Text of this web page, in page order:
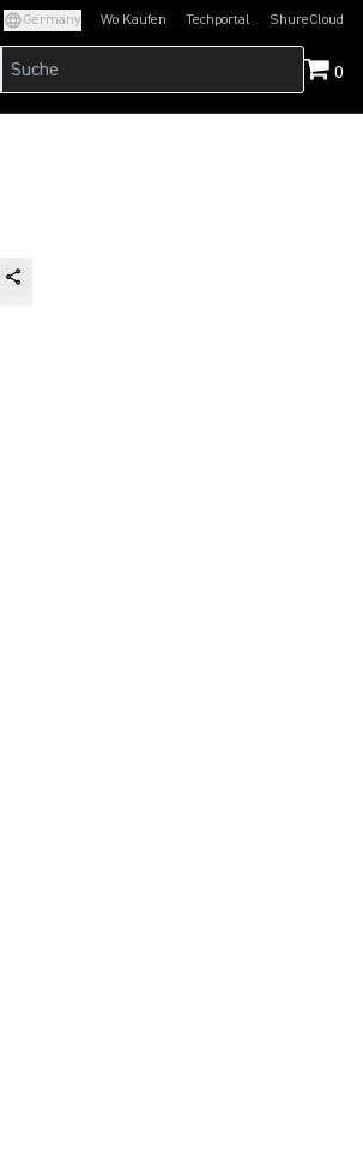
Germany Wo Kaufen Techportal
(Opens in a new tab)ShureCloud
(Opens in a new
0